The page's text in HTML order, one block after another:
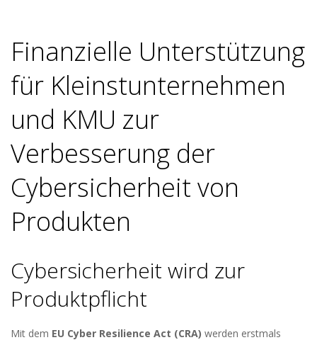
Finanzielle Unterstützung
für Kleinstunternehmen
und KMU zur
Verbesserung der
Cybersicherheit von
Produkten
Cybersicherheit wird zur
Produktpflicht
Mit dem EU Cyber Resilience Act (CRA) werden erstmals